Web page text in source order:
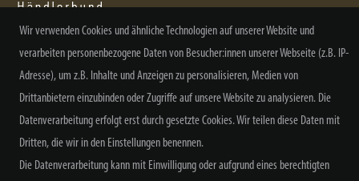
NEWSLETTER ABONNIEREN
Alle Preisangaben inkl. MwSt. zzgl. Versand
Wir verwenden Cookies und ähnliche Technologien auf unserer Website und
verarbeiten personenbezogene Daten von Besucher:innen unserer Webseite (z.B. IP-
Adresse), um z.B. Inhalte und Anzeigen zu personalisieren, Medien von
Drittanbietern einzubinden oder Zugriffe auf unsere Website zu analysieren. Die
Datenverarbeitung erfolgt erst durch gesetzte Cookies. Wir teilen diese Daten mit
Dritten, die wir in den Einstellungen benennen.
Die Datenverarbeitung kann mit Einwilligung oder aufgrund eines berechtigten